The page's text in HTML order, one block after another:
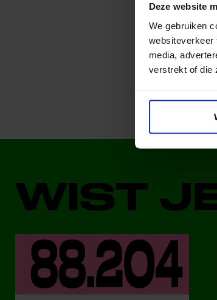
Deze website
We gebruiken
websiteverkeer
media,
verstrekt of die
Deel dit
WIST